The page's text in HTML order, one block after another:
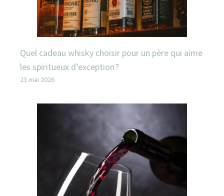
Quel cadeau whisky choisir pour un père qui aime
les spiritueux d’exception ?
23 mai 2026